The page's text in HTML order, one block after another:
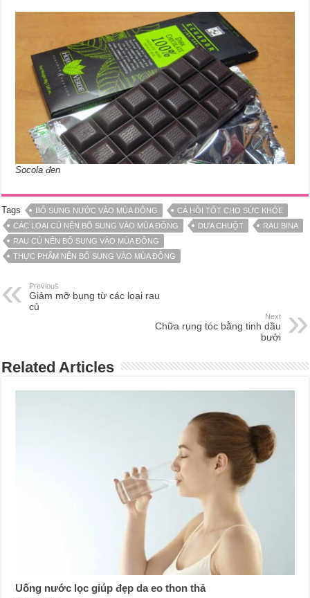
Socola đen
Tags BỔ SUNG NƯỚC VÀO MÙA ĐÔNG
CÁ HỒI TỐT CHO SỨC KHỎE
CÁC LOẠI CỦ NÊN BỔ SUNG VÀO MÙA ĐÔNG
DƯA CHUỘT
RAU BINA
RAU CỦ NÊN BỔ SUNG VÀO MÙA ĐÔNG
THỰC PHẨM NÊN BỔ SUNG VÀO MÙA ĐÔNG
Previous
Giảm mỡ bụng từ các loại rau
củ
Next
Chữa rụng tóc bằng tinh dầu
bưởi
Related Articles
Uống nước lọc giúp đẹp da eo thon thả